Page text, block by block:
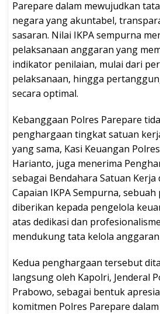
Parepare dalam mewujudkan
negara yang akuntabel,
sasaran. Nilai IKPA sempurna
pelaksanaan anggaran yang
indikator penilaian, mulai dari
pelaksanaan, hingga
secara optimal.
Kebanggaan Polres Parepare
penghargaan tingkat satuan
yang sama, Kasi Keuangan
Harianto, juga menerima
sebagai Bendahara Satuan Kerja
Capaian IKPA Sempurna,
diberikan kepada pengelola
atas dedikasi dan
mendukung tata kelola
Kedua penghargaan tersebut
langsung oleh Kapolri, Jenderal
Prabowo, sebagai bentuk
komitmen Polres Parepare